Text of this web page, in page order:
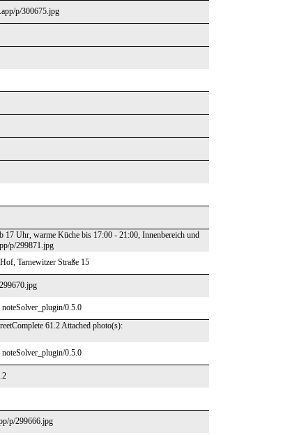
p/300675.jpg
17 Uhr, warme Küche bis 17:00 - 21:00, Innenbereich und
p/299871.jpg
Tarnewitzer Straße 15
noteSolver_plugin/0.5.0
61.2 Attached photo(s):
noteSolver_plugin/0.5.0
p/299666.jpg